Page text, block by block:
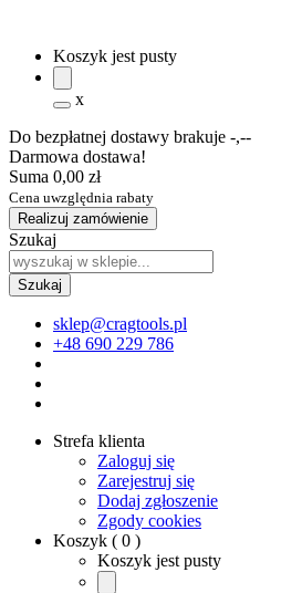
Koszyk jest pusty
x
Do bezpłatnej dostawy brakuje -,--
Darmowa dostawa!
Suma 0,00 zł
Cena uwzględnia rabaty
Realizuj zamówienie
Szukaj
sklep@cragtools.pl
+48 690 229 786
Strefa klienta
Zaloguj się
Zarejestruj się
Dodaj zgłoszenie
Zgody cookies
Koszyk ( 0 )
Koszyk jest pusty